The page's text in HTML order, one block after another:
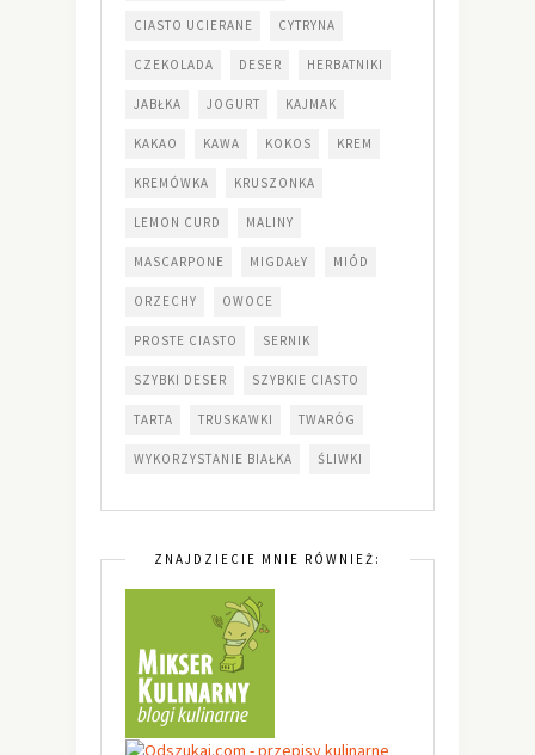
CIASTO UCIERANE CYTRYNA
CZEKOLADA DESER HERBATNIKI
JABŁKA JOGURT KAJMAK
KAKAO KAWA KOKOS KREM
KREMÓWKA KRUSZONKA
LEMON CURD MALINY
MASCARPONE MIGDAŁY MIÓD
ORZECHY OWOCE
PROSTE CIASTO SERNIK
SZYBKI DESER SZYBKIE CIASTO
TARTA TRUSKAWKI TWARÓG
WYKORZYSTANIE BIAŁKA ŚLIWKI
ZNAJDZIECIE MNIE RÓWNIEŻ: